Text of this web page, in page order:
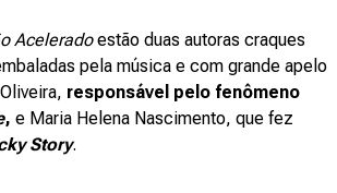
Aceleradoestão duas autoras craques
pela música e com grande apelo
responsável pelo fenômeno
, e Maria Helena Nascimento, que fez
Story.